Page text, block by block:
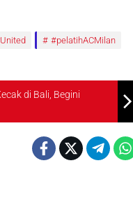
#pelatihACMilan
di Bali, Begini